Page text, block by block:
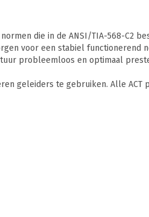
die in de ANSI/TIA-568-C2
voor een stabiel functionerend
probleemloos en optimaal
geleiders te gebruiken. Alle